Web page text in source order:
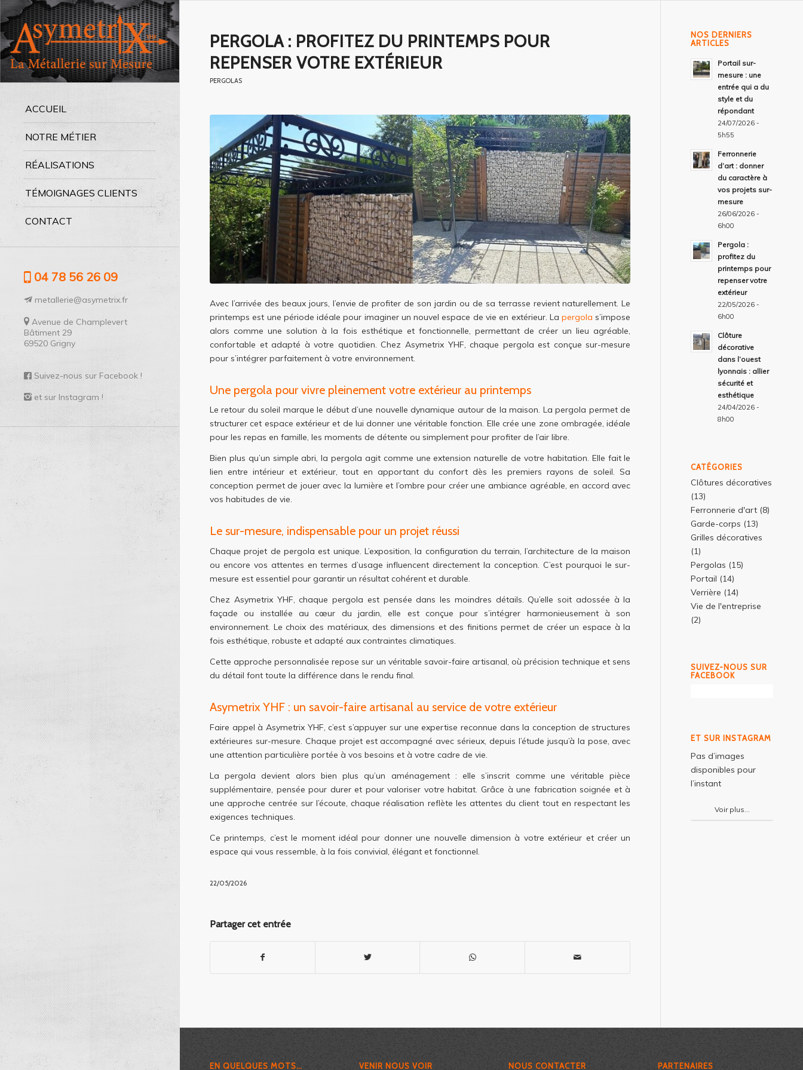
ACCUEIL
NOTRE MÉTIER
RÉALISATIONS
TÉMOIGNAGES CLIENTS
CONTACT
04 78 56 26 09
metallerie@asymetrix.fr
Avenue de Champlevert
Bâtiment 29
69520 Grigny
Suivez-nous sur Facebook !
et sur Instagram !
PERGOLA : PROFITEZ DU PRINTEMPS POUR
REPENSER VOTRE EXTÉRIEUR
PERGOLAS
Avec l’arrivée des beaux jours, l’envie de profiter de son jardin ou de sa terrasse revient naturellement. Le
printemps est une période idéale pour imaginer un nouvel espace de vie en extérieur. Lapergola s’impose
alors comme une solution à la fois esthétique et fonctionnelle, permettant de créer un lieu agréable,
confortable et adapté à votre quotidien. Chez Asymetrix YHF, chaque pergola est conçue sur-mesure
pour s’intégrer parfaitement à votre environnement.
Une pergola pour vivre pleinement votre extérieur au printemps
Le retour du soleil marque le début d’une nouvelle dynamique autour de la maison. La pergola permet de
structurer cet espace extérieur et de lui donner une véritable fonction. Elle crée une zone ombragée, idéale
pour les repas en famille, les moments de détente ou simplement pour profiter de l’air libre.
Bien plus qu’un simple abri, la pergola agit comme une extension naturelle de votre habitation. Elle fait le
lien entre intérieur et extérieur, tout en apportant du confort dès les premiers rayons de soleil. Sa
conception permet de jouer avec la lumière et l’ombre pour créer une ambiance agréable, en accord avec
vos habitudes de vie.
Le sur-mesure, indispensable pour un projet réussi
Chaque projet de pergola est unique. L’exposition, la configuration du terrain, l’architecture de la maison
ou encore vos attentes en termes d’usage influencent directement la conception. C’est pourquoi le sur-
mesure est essentiel pour garantir un résultat cohérent et durable.
Chez Asymetrix YHF, chaque pergola est pensée dans les moindres détails. Qu’elle soit adossée à la
façade ou installée au cœur du jardin, elle est conçue pour s’intégrer harmonieusement à son
environnement. Le choix des matériaux, des dimensions et des finitions permet de créer un espace à la
fois esthétique, robuste et adapté aux contraintes climatiques.
Cette approche personnalisée repose sur un véritable savoir-faire artisanal, où précision technique et sens
du détail font toute la différence dans le rendu final.
Asymetrix YHF : un savoir-faire artisanal au service de votre extérieur
Faire appel à Asymetrix YHF, c’est s’appuyer sur une expertise reconnue dans la conception de structures
extérieures sur-mesure. Chaque projet est accompagné avec sérieux, depuis l’étude jusqu’à la pose, avec
une attention particulière portée à vos besoins et à votre cadre de vie.
La pergola devient alors bien plus qu’un aménagement : elle s’inscrit comme une véritable pièce
supplémentaire, pensée pour durer et pour valoriser votre habitat. Grâce à une fabrication soignée et à
une approche centrée sur l’écoute, chaque réalisation reflète les attentes du client tout en respectant les
exigences techniques.
Ce printemps, c’est le moment idéal pour donner une nouvelle dimension à votre extérieur et créer un
espace qui vous ressemble, à la fois convivial, élégant et fonctionnel.
22/05/2026
Partager cet entrée
NOS DERNIERS
ARTICLES
Portail sur-
mesure : une
entrée qui a du
style et du
répondant
24/07/2026 -
5h55
Ferronnerie
d’art : donner
du caractère à
vos projets sur-
mesure
26/06/2026 -
6h00
Pergola :
profitez du
printemps pour
repenser votre
extérieur
22/05/2026 -
6h00
Clôture
décorative
dans l’ouest
lyonnais : allier
sécurité et
esthétique
24/04/2026 -
8h00
CATÉGORIES
Clôtures décoratives
(13)
Ferronnerie d'art (8)
Garde-corps (13)
Grilles décoratives
(1)
Pergolas (15)
Portail (14)
Verrière (14)
Vie de l'entreprise
(2)
SUIVEZ-NOUS SUR
FACEBOOK
ET SUR INSTAGRAM
Pas d’images
disponibles pour
l’instant
Voir plus...
EN QUELQUES MOTS… VENIR NOUS VOIR NOUS CONTACTER PARTENAIRES